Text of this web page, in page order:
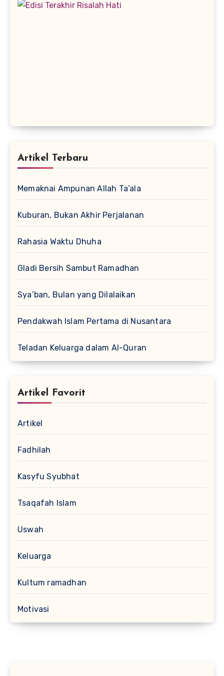
Artikel Terbaru
Memaknai Ampunan Allah Ta’ala
Kuburan, Bukan Akhir Perjalanan
Rahasia Waktu Dhuha
Gladi Bersih Sambut Ramadhan
Sya’ban, Bulan yang Dilalaikan
Pendakwah Islam Pertama di Nusantara
Teladan Keluarga dalam Al-Quran
Artikel Favorit
Artikel
Fadhilah
Kasyfu Syubhat
Tsaqafah Islam
Uswah
Keluarga
Kultum ramadhan
Motivasi